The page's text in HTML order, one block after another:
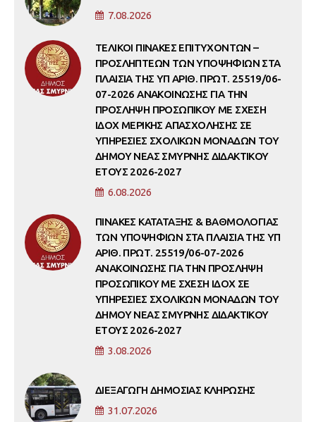
7.08.2026
ΤΕΛΙΚΟΙ ΠΙΝΑΚΕΣ ΕΠΙΤΥΧΟΝΤΩΝ –
ΠΡΟΣΛΗΠΤΕΩΝ ΤΩΝ ΥΠΟΨΗΦΙΩΝ ΣΤΑ
ΠΛΑΙΣΙΑ ΤΗΣ ΥΠ ΑΡΙΘ. ΠΡΩΤ. 25519/06-
07-2026 ΑΝΑΚΟΙΝΩΣΗΣ ΓΙΑ ΤΗΝ
ΠΡΟΣΛΗΨΗ ΠΡΟΣΩΠΙΚΟΥ ΜΕ ΣΧΕΣΗ
ΙΔΟΧ ΜΕΡΙΚΗΣ ΑΠΑΣΧΟΛΗΣΗΣ ΣΕ
ΥΠΗΡΕΣΙΕΣ ΣΧΟΛΙΚΩΝ ΜΟΝΑΔΩΝ ΤΟΥ
ΔΗΜΟΥ ΝΕΑΣ ΣΜΥΡΝΗΣ ΔΙΔΑΚΤΙΚΟΥ
ΕΤΟΥΣ 2026-2027
6.08.2026
ΠΙΝΑΚΕΣ ΚΑΤΑΤΑΞΗΣ & ΒΑΘΜΟΛΟΓΙΑΣ
ΤΩΝ ΥΠΟΨΗΦΙΩΝ ΣΤΑ ΠΛΑΙΣΙΑ ΤΗΣ ΥΠ
ΑΡΙΘ. ΠΡΩΤ. 25519/06-07-2026
ΑΝΑΚΟΙΝΩΣΗΣ ΓΙΑ ΤΗΝ ΠΡΟΣΛΗΨΗ
ΠΡΟΣΩΠΙΚΟΥ ΜΕ ΣΧΕΣΗ ΙΔΟΧ ΣΕ
ΥΠΗΡΕΣΙΕΣ ΣΧΟΛΙΚΩΝ ΜΟΝΑΔΩΝ ΤΟΥ
ΔΗΜΟΥ ΝΕΑΣ ΣΜΥΡΝΗΣ ΔΙΔΑΚΤΙΚΟΥ
ΕΤΟΥΣ 2026-2027
3.08.2026
ΔΙΕΞΑΓΩΓΗ ΔΗΜΟΣΙΑΣ ΚΛΗΡΩΣΗΣ
31.07.2026